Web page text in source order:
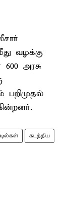
வழக்கு
600 அரசு
கடத்திய